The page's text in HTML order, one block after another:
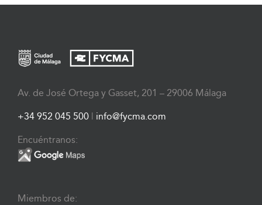
Av. de José Ortega y Gasset, 201 – 29006 Málaga
+34 952 045 500 | info@fycma.com
Encuéntranos:
Miembros de: